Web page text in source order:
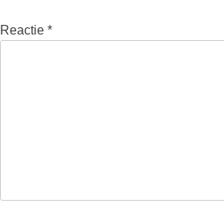
Reactie *